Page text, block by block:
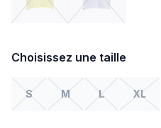
Choisissez une taille
S M L XL